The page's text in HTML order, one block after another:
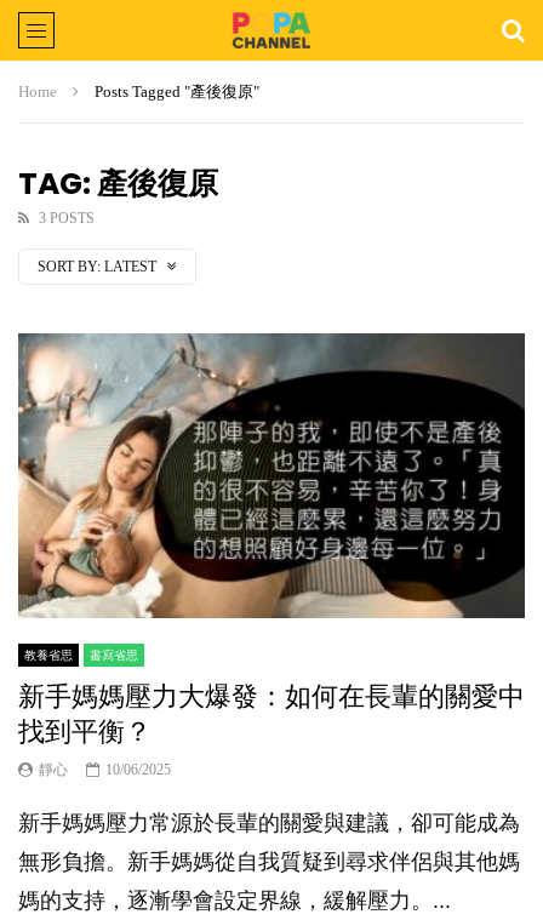
Home Posts Tagged "產後復原"
TAG: 產後復原
3 POSTS
SORT BY: LATEST
教養省思 書寫省思
新手媽媽壓力大爆發：如何在長輩的關愛中
找到平衡？
靜心 10/06/2025
新手媽媽壓力常源於長輩的關愛與建議，卻可能成為
無形負擔。新手媽媽從自我質疑到尋求伴侶與其他媽
媽的支持，逐漸學會設定界線，緩解壓力。...